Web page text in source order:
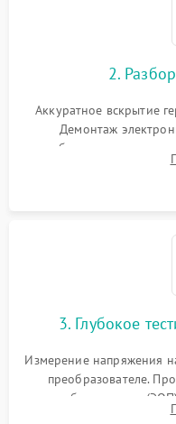
2.
Аккуратное вскрытие
Демонтаж
преобразователя и
на окисление и
3. Глубокое
Измерение напряжения
преобразователе.
преобразователя
шумов и засветок.